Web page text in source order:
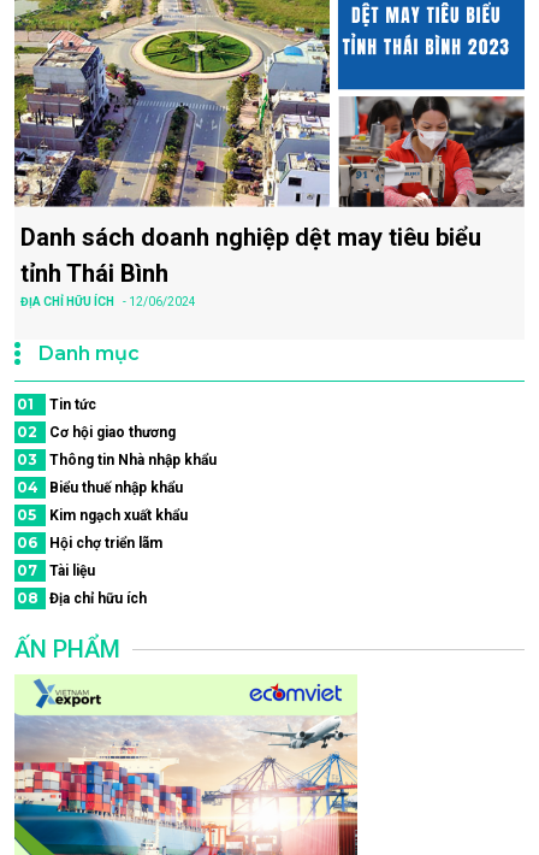
Danh sách doanh nghiệp dệt may tiêu biểu
tỉnh Thái Bình
ĐỊA CHỈ HỮU ÍCH - 12/06/2024
Danh mục
01 Tin tức
02 Cơ hội giao thương
03 Thông tin Nhà nhập khẩu
04 Biểu thuế nhập khẩu
05 Kim ngạch xuất khẩu
06 Hội chợ triển lãm
07 Tài liệu
08 Địa chỉ hữu ích
ẤN PHẨM